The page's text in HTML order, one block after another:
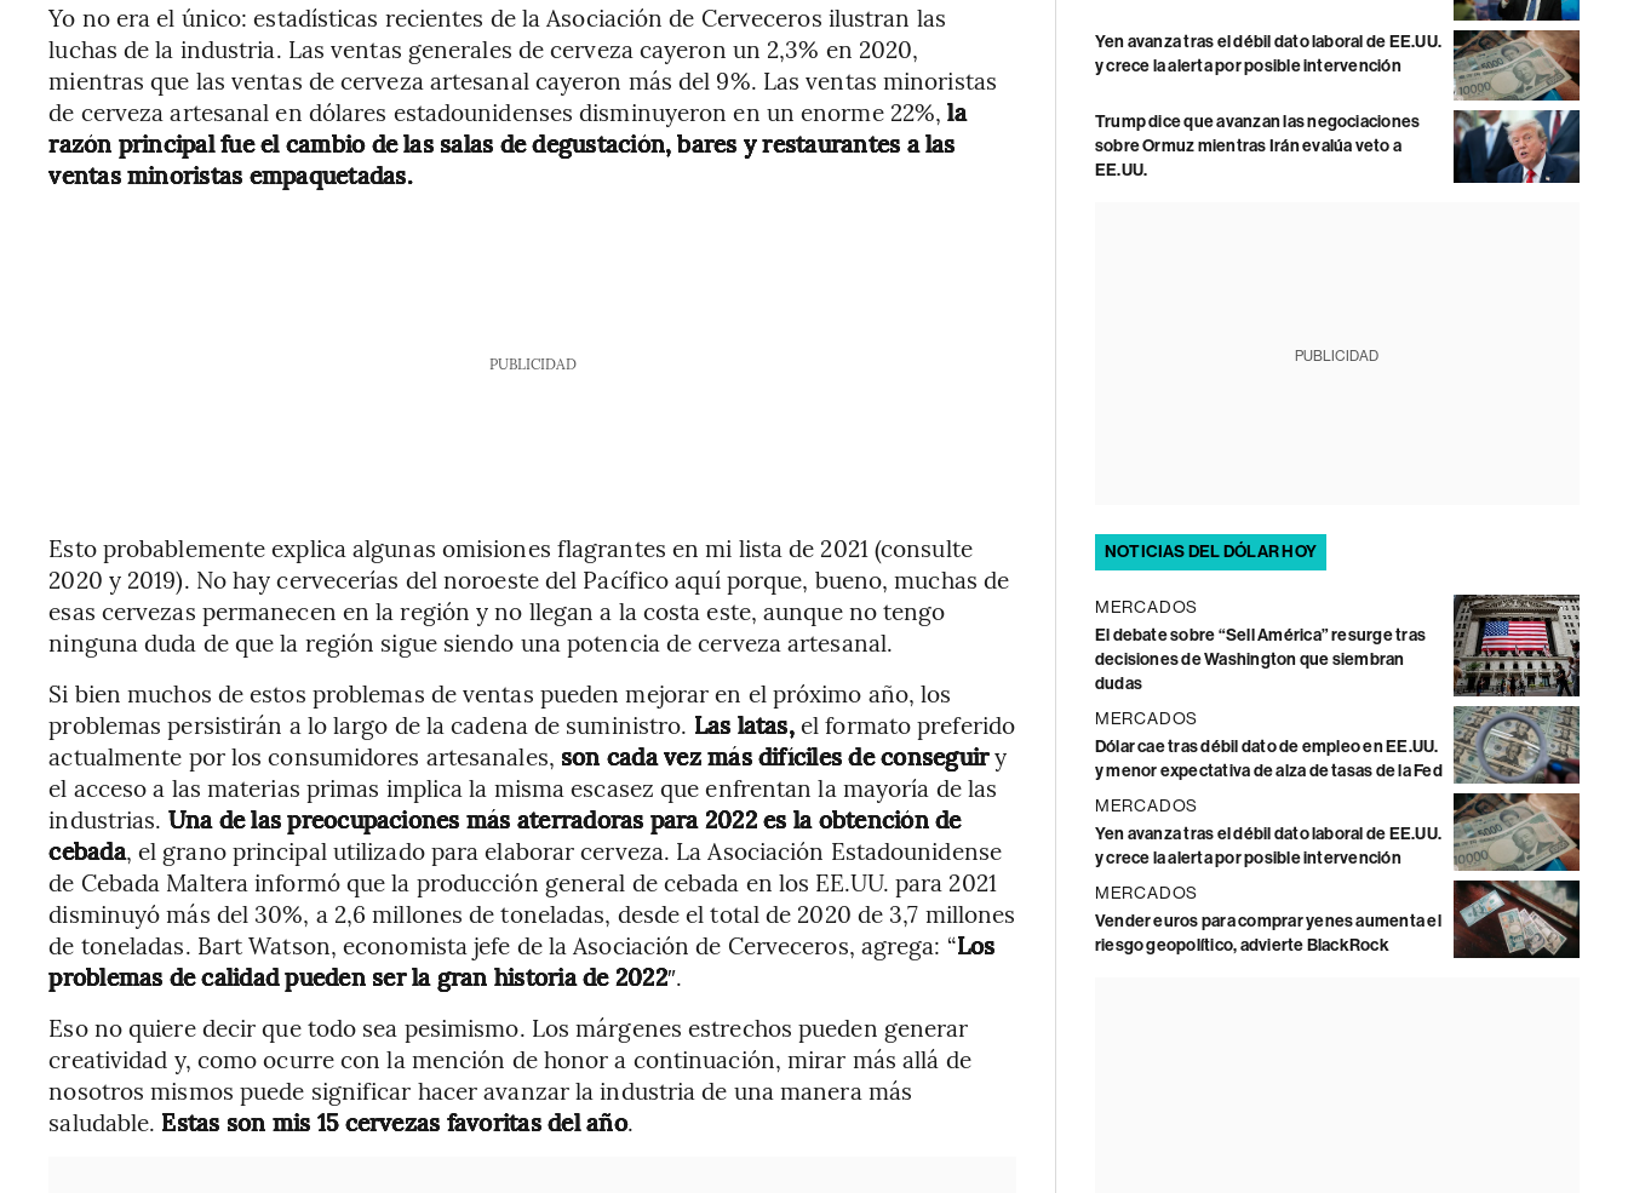
Yo no era el único: estadísticas recientes de la Asociación de Cerveceros ilustran las
luchas de la industria. Las ventas generales de cerveza cayeron un 2,3% en 2020,
mientras que las ventas de cerveza artesanal cayeron más del 9%. Las ventas minoristas
de cerveza artesanal en dólares estadounidenses disminuyeron en un enorme 22%, la
razón principal fue el cambio de las salas de degustación, bares y restaurantes a las
ventas minoristas empaquetadas.
PUBLICIDAD
Esto probablemente explica algunas omisiones flagrantes en mi lista de 2021 (consulte
2020 y 2019). No hay cervecerías del noroeste del Pacífico aquí porque, bueno, muchas de
esas cervezas permanecen en la región y no llegan a la costa este, aunque no tengo
ninguna duda de que la región sigue siendo una potencia de cerveza artesanal.
Si bien muchos de estos problemas de ventas pueden mejorar en el próximo año, los
problemas persistirán a lo largo de la cadena de suministro. Las latas,el formato preferido
actualmente por los consumidores artesanales, son cada vez más difíciles de conseguiry
el acceso a las materias primas implica la misma escasez que enfrentan la mayoría de las
industrias. Una de las preocupaciones más aterradoras para 2022 es la obtención de
cebada, el grano principal utilizado para elaborar cerveza. La Asociación Estadounidense
de Cebada Maltera informó que la producción general de cebada en los EE.UU. para 2021
disminuyó más del 30%, a 2,6 millones de toneladas, desde el total de 2020 de 3,7 millones
de toneladas. Bart Watson, economista jefe de la Asociación de Cerveceros, agrega: “Los
problemas de calidad pueden ser la gran historia de 2022″.
Eso no quiere decir que todo sea pesimismo. Los márgenes estrechos pueden generar
creatividad y, como ocurre con la mención de honor a continuación, mirar más allá de
nosotros mismos puede significar hacer avanzar la industria de una manera más
saludable. Estas son mis 15 cervezas favoritas del año.
Yen avanza tras el débil dato laboral de EE.UU.
y crece la alerta por posible intervención
Trump dice que avanzan las negociaciones
sobre Ormuz mientras Irán evalúa veto a
EE.UU.
PUBLICIDAD
NOTICIAS DEL DÓLAR HOY
MERCADOS
El debate sobre “Sell América” resurge tras
decisiones de Washington que siembran
dudas
MERCADOS
Dólar cae tras débil dato de empleo en EE.UU.
y menor expectativa de alza de tasas de la Fed
MERCADOS
Yen avanza tras el débil dato laboral de EE.UU.
y crece la alerta por posible intervención
MERCADOS
Vender euros para comprar yenes aumenta el
riesgo geopolítico, advierte BlackRock